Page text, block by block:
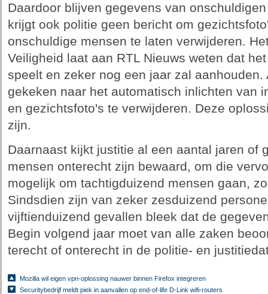
Daardoor blijven gegevens van
krijgt ook politie geen bericht om
onschuldige mensen te laten verwijderen.
Veiligheid laat aan RTL Nieuws weten dat
speelt en zeker nog een jaar zal aanhouden.
gekeken naar het automatisch inlichten van
en gezichtsfoto's te verwijderen. Deze
zijn.
Daarnaast kijkt justitie al een aantal jaren of
mensen onterecht zijn bewaard, om die
mogelijk om tachtigduizend mensen gaan,
Sindsdien zijn van zeker zesduizend
vijftienduizend gevallen bleek dat de
Begin volgend jaar moet van alle zaken
terecht of onterecht in de politie- en
Mozilla wil eigen vpn-oplossing nauwer binnen Firefox integreren
Securitybedrijf meldt piek in aanvallen op end-of-life D-Link wifi-routers